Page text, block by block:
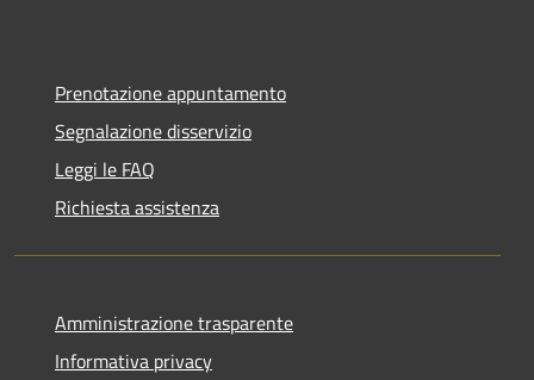
Prenotazione appuntamento
Segnalazione disservizio
Leggi le FAQ
Richiesta assistenza
Amministrazione trasparente
Informativa privacy